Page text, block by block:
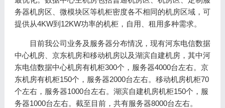
务器机房区、微模块区等机柜密度各不相同的机房区域，可
提供从4KW到12KW功率的机柜，自用、租用多种需求。
目前我公司业务及服务器分布情况，现有河东电信数据
中心机房、京东机房和移动机房以及湖滨自建机房，其中河
东电信数据中心机房有机柜300个，服务器4000台左右。京
东机房有机柜150个，服务器2000台左右。移动机房机柜70
个左右，服务器1000台左右。湖滨自建机房机柜150个，服
务器1000台左右。截至目前，共有服务器8000台左右。